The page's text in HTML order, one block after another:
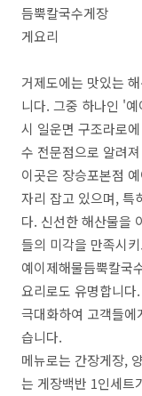
듬뿍칼국수게장
게요리
거제도에는 맛있는
니다. 그중 하나인 '
시 일운면 구조라로
수 전문점으로 알려
이곳은 장승포본점
자리 잡고 있으며, 특
다. 신선한 해산물을
들의 미각을 만족시
예이제해물듬뿍칼국
요리로도 유명합니
극대화하여 고객들에
습니다.
메뉴로는 간장게장,
는 게장백반 1인세트